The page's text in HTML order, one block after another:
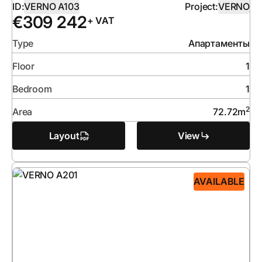
ID:VERNO A103 Project:VERNO
€309 242+ VAT
Type
Апартаменты
Floor
1
Bedroom
1
Area
72.72m2
Layout View
AVAILABLE